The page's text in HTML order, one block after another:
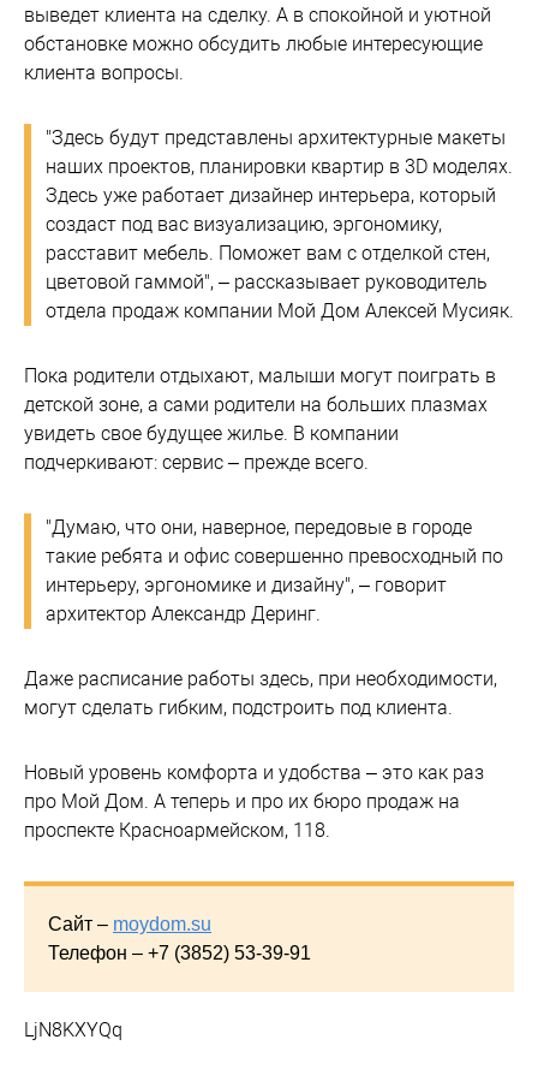
выведет клиента на сделку. А в спокойной и уютной
обстановке можно обсудить любые интересующие
клиента вопросы.
"Здесь будут представлены архитектурные макеты
наших проектов, планировки квартир в 3D моделях.
Здесь уже работает дизайнер интерьера, который
создаст под вас визуализацию, эргономику,
расставит мебель. Поможет вам с отделкой стен,
цветовой гаммой", – рассказывает руководитель
отдела продаж компании Мой Дом Алексей Мусияк.
Пока родители отдыхают, малыши могут поиграть в
детской зоне, а сами родители на больших плазмах
увидеть свое будущее жилье. В компании
подчеркивают: сервис – прежде всего.
"Думаю, что они, наверное, передовые в городе
такие ребята и офис совершенно превосходный по
интерьеру, эргономике и дизайну", – говорит
архитектор Александр Деринг.
Даже расписание работы здесь, при необходимости,
могут cделать гибким, подстроить под клиента.
Новый уровень комфорта и удобства – это как раз
про Мой Дом. А теперь и про их бюро продаж на
проспекте Красноармейском, 118.
Сайт – moydom.su
Телефон – +7 (3852) 53-39-91
LjN8KXYQq